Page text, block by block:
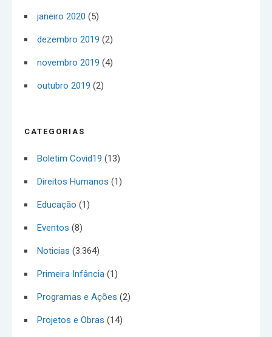
janeiro 2020 (5)
dezembro 2019 (2)
novembro 2019 (4)
outubro 2019 (2)
CATEGORIAS
Boletim Covid19 (13)
Direitos Humanos (1)
Educação (1)
Eventos (8)
Noticias (3.364)
Primeira Infância (1)
Programas e Ações (2)
Projetos e Obras (14)